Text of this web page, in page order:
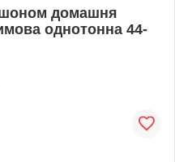
домашня
однотонна 44-